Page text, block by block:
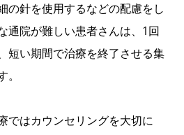
の針を使用するなどの配慮をし
通院が難しい患者さんは、1回
短い期間で治療を終了させる集
ではカウンセリングを大切に